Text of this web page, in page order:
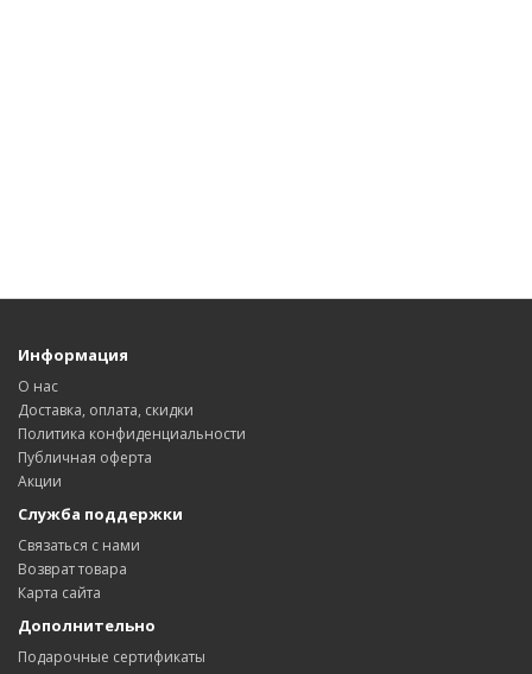
Информация
О нас
Доставка, оплата, скидки
Политика конфиденциальности
Публичная оферта
Акции
Служба поддержки
Связаться с нами
Возврат товара
Карта сайта
Дополнительно
Подарочные сертификаты